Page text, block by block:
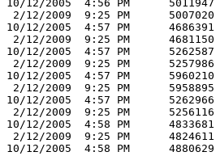
10/12/2005  4:56 PM      5011947
2/12/2009  9:25 PM      5007020
10/12/2005  4:57 PM      4686391
2/12/2009  9:25 PM      4681150
10/12/2005  4:57 PM      5262587
2/12/2009  9:25 PM      5257986
10/12/2005  4:57 PM      5960210
2/12/2009  9:25 PM      5958895
10/12/2005  4:57 PM      5262966
2/12/2009  9:25 PM      5256116
10/12/2005  4:58 PM      4833681
2/12/2009  9:25 PM      4824611
10/12/2005  4:58 PM      4880629